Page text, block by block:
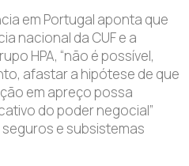
em Portugal aponta que
nacional da CUF e a
HPA, “não é possível,
afastar a hipótese de que
em apreço possa
do poder negocial”
e subsistemas